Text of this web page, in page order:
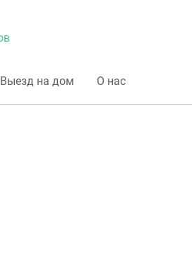
Выезд на дом О нас